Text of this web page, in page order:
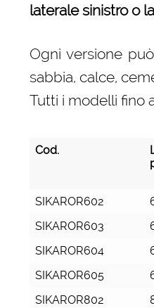
laterale sinistro o
Ogni versione
sabbia, calce,
Tutti i modelli fino
Cod.
Cod.
SIKAROR602
SIKAROR603
SIKAROR604
SIKAROR605
SIKAROR802